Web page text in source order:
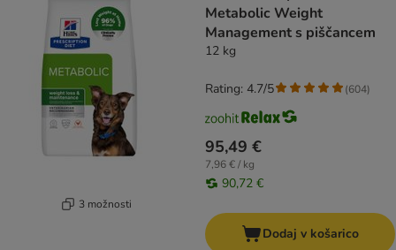
3 možnosti
Metabolic Weight
Management s piščancem
12 kg
95,49 €
7,96 € / kg
90,72 €
Rating: 4.7/5 (604)
Dodaj v košarico